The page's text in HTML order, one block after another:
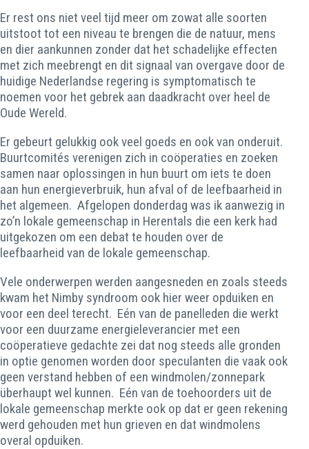
Er rest ons niet veel tijd meer om zowat alle soorten
uitstoot tot een niveau te brengen die de natuur, mens
en dier aankunnen zonder dat het schadelijke effecten
met zich meebrengt en dit signaal van overgave door de
huidige Nederlandse regering is symptomatisch te
noemen voor het gebrek aan daadkracht over heel de
Oude Wereld.
Er gebeurt gelukkig ook veel goeds en ook van onderuit.
Buurtcomités verenigen zich in coöperaties en zoeken
samen naar oplossingen in hun buurt om iets te doen
aan hun energieverbruik, hun afval of de leefbaarheid in
het algemeen. Afgelopen donderdag was ik aanwezig in
zo’n lokale gemeenschap in Herentals die een kerk had
uitgekozen om een debat te houden over de
leefbaarheid van de lokale gemeenschap.
Vele onderwerpen werden aangesneden en zoals steeds
kwam het Nimby syndroom ook hier weer opduiken en
voor een deel terecht. Eén van de panelleden die werkt
voor een duurzame energieleverancier met een
coöperatieve gedachte zei dat nog steeds alle gronden
in optie genomen worden door speculanten die vaak ook
geen verstand hebben of een windmolen/zonnepark
überhaupt wel kunnen. Eén van de toehoorders uit de
lokale gemeenschap merkte ook op dat er geen rekening
werd gehouden met hun grieven en dat windmolens
overal opduiken.